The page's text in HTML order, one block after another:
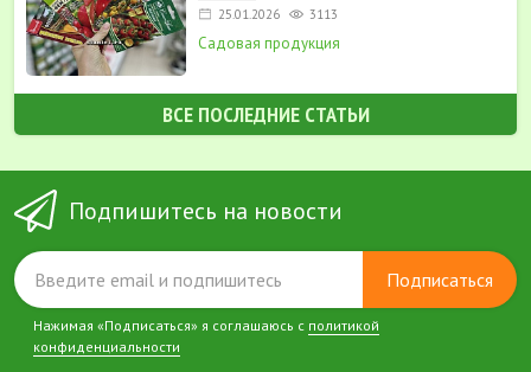
25.01.2026 3113
Садовая продукция
ВСЕ ПОСЛЕДНИЕ СТАТЬИ
Подпишитесь на новости
Подписаться
Нажимая «Подписаться» я соглашаюсь с политикой
конфиденциальности